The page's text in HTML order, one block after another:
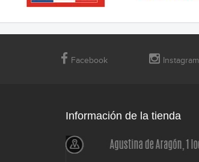
Facebook Instagram
Información de la tienda